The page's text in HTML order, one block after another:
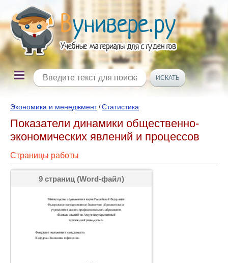
Экономика и менеджмент\Статистика
Показатели динамики общественно-
экономических явлений и процессов
Страницы работы
9 страниц (Word-файл)